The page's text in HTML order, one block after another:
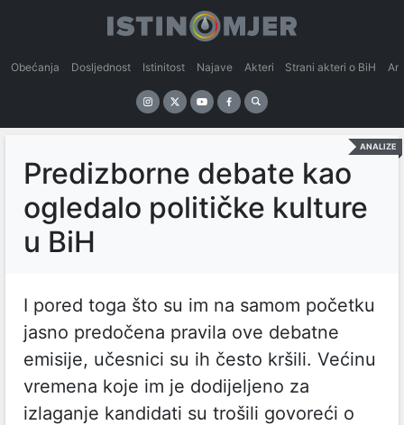
Obećanja Dosljednost Istinitost Najave Akteri Strani akteri o BiH
ANALIZE
Predizborne debate kao
ogledalo političke kulture
u BiH
I pored toga što su im na samom početku
jasno predočena pravila ove debatne
emisije, učesnici su ih često kršili. Većinu
vremena koje im je dodijeljeno za
izlaganje kandidati su trošili govoreći o